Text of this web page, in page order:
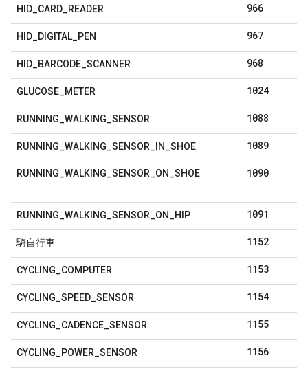
HID CARD READER 966
HID DIGITAL PEN 967
HID BARCODE SCANNER 968
GLUCOSE METER 1024
RUNNING WALKING SENSOR 1088
RUNNING WALKING SENSOR IN SHOE 1089
RUNNING WALKING SENSOR ON SHOE 1090
RUNNING WALKING SENSOR ON HIP 1091
騎自行車 1152
CYCLING COMPUTER 1153
CYCLING SPEED SENSOR 1154
CYCLING CADENCE SENSOR 1155
CYCLING POWER SENSOR 1156